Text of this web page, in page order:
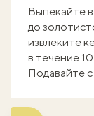
Выпекайте
до
извлеките
в течение
Подавайте